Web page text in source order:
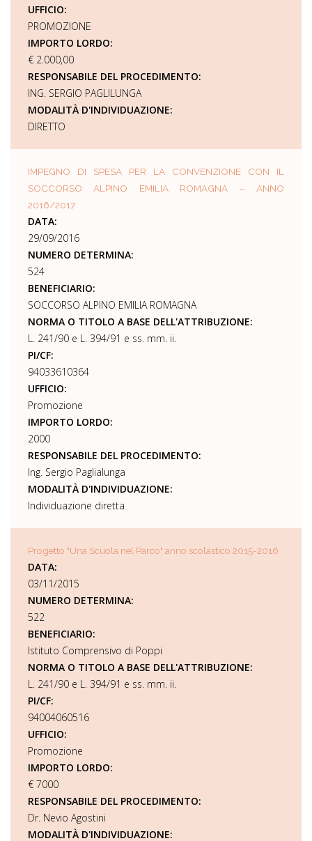
UFFICIO:
PROMOZIONE
IMPORTO LORDO:
€ 2.000,00
RESPONSABILE DEL PROCEDIMENTO:
ING. SERGIO PAGLILUNGA
MODALITÀ D'INDIVIDUAZIONE:
DIRETTO
IMPEGNO DI SPESA PER LA CONVENZIONE CON IL
SOCCORSO ALPINO EMILIA ROMAGNA – ANNO
2016/2017
DATA:
29/09/2016
NUMERO DETERMINA:
524
BENEFICIARIO:
SOCCORSO ALPINO EMILIA ROMAGNA
NORMA O TITOLO A BASE DELL'ATTRIBUZIONE:
L. 241/90 e L. 394/91 e ss. mm. ii.
PI/CF:
94033610364
UFFICIO:
Promozione
IMPORTO LORDO:
2000
RESPONSABILE DEL PROCEDIMENTO:
Ing. Sergio Paglialunga
MODALITÀ D'INDIVIDUAZIONE:
Individuazione diretta
Progetto "Una Scuola nel Parco" anno scolastico 2015-2016
DATA:
03/11/2015
NUMERO DETERMINA:
522
BENEFICIARIO:
Istituto Comprensivo di Poppi
NORMA O TITOLO A BASE DELL'ATTRIBUZIONE:
L. 241/90 e L. 394/91 e ss. mm. ii.
PI/CF:
94004060516
UFFICIO:
Promozione
IMPORTO LORDO:
€ 7000
RESPONSABILE DEL PROCEDIMENTO:
Dr. Nevio Agostini
MODALITÀ D'INDIVIDUAZIONE: